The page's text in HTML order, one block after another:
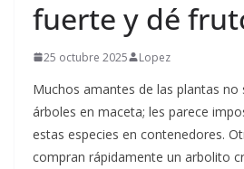
fuerte y dé
25 octubre 2025 Lopez
Muchos amantes de las plantas no
árboles en maceta; les parece
estas especies en contenedores.
compran rápidamente un arbolito